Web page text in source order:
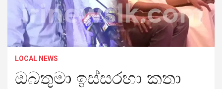
LOCAL NEWS
ඔබතුමා ඉස්සරහා කතා